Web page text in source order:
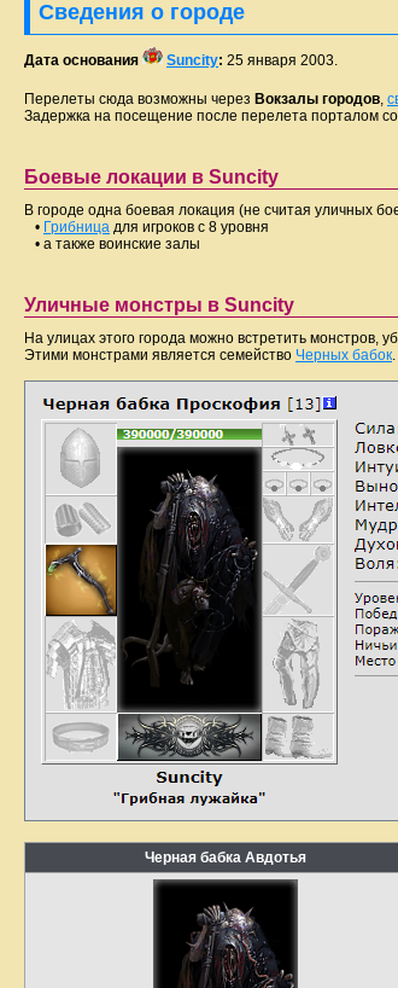
Сведения о городе
Дата основания Suncity: 25 января 2003.
Перелеты сюда возможны через Вокзалы городов
Задержка на посещение после перелета порталом
Боевые локации в Suncity
В городе одна боевая локация (не считая уличных
• Грибница для игроков с 8 уровня
• а также воинские залы
Уличные монстры в Suncity
На улицах этого города можно встретить монстров,
Этими монстрами является семейство Черных бабок
Черная бабка Авдотья